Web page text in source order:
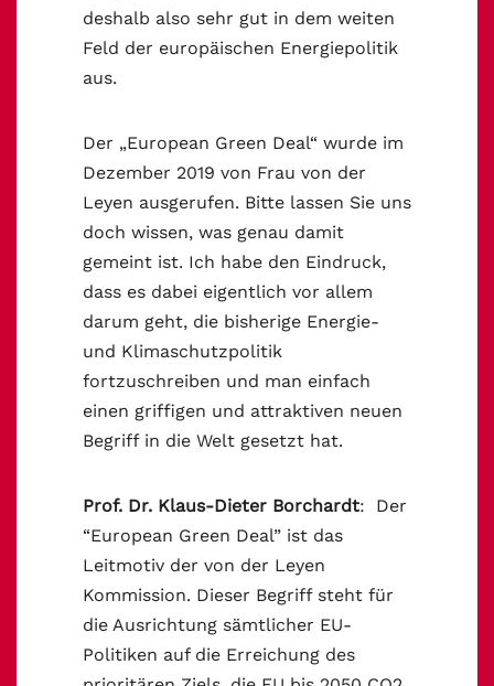
deshalb also sehr gut in dem weiten
Feld der europäischen Energiepolitik
aus.
Der „European Green Deal“ wurde im
Dezember 2019 von Frau von der
Leyen ausgerufen. Bitte lassen Sie uns
doch wissen, was genau damit
gemeint ist. Ich habe den Eindruck,
dass es dabei eigentlich vor allem
darum geht, die bisherige Energie-
und Klimaschutzpolitik
fortzuschreiben und man einfach
einen griffigen und attraktiven neuen
Begriff in die Welt gesetzt hat.
Prof. Dr. Klaus-Dieter Borchardt: Der
“European Green Deal” ist das
Leitmotiv der von der Leyen
Kommission. Dieser Begriff steht für
die Ausrichtung sämtlicher EU-
Politiken auf die Erreichung des